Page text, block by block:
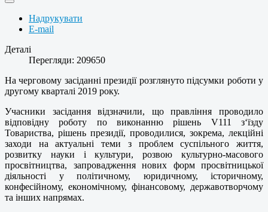
Надрукувати
E-mail
Деталі
Перегляди: 209650
На черговому засіданні президії розглянуто підсумки роботи у
другому кварталі 2019 року.
Учасники засідання відзначили, що правління проводило
відповідну роботу по виконанню рішень V111 з‘їзду
Товариства, рішень президії, проводилися, зокрема, лекційні
заходи на актуальні теми з проблем суспільного життя,
розвитку науки і культури, розвою культурно-масового
просвітництва, запровадження нових форм просвітницької
діяльності у політичному, юридичному, історичному,
конфесійному, економічному, фінансовому, державотворчому
та інших напрямах.